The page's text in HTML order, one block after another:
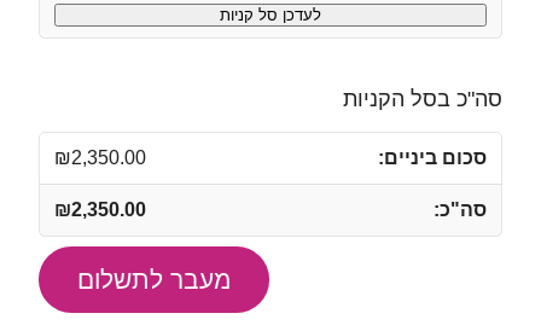
ECLIPSE
לעדכן סל קניות
סה"כ בסל הקניות
₪2,350.00
₪2,350.00
מעבר לתשלום